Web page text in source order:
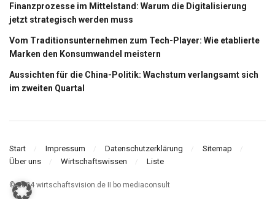
Finanzprozesse im Mittelstand: Warum die Digitalisierung
jetzt strategisch werden muss
Vom Traditionsunternehmen zum Tech-Player: Wie etablierte
Marken den Konsumwandel meistern
Aussichten für die China-Politik: Wachstum verlangsamt sich
im zweiten Quartal
Start Impressum Datenschutzerklärung
Sitemap
Über uns
Wirtschaftswissen Liste
© 2024 wirtschaftsvision.de II bo mediaconsult